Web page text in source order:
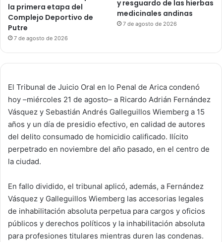
El Tribunal de Juicio Oral en lo Penal de Arica condenó
hoy –miércoles 21 de agosto– a Ricardo Adrián Fernández
Vásquez y Sebastián Andrés Galleguillos Wiemberg a 15
años y un día de presidio efectivo, en calidad de autores
del delito consumado de homicidio calificado. Ilícito
perpetrado en noviembre del año pasado, en el centro de
la ciudad.
En fallo dividido, el tribunal aplicó, además, a Fernández
Vásquez y Galleguillos Wiemberg las accesorias legales
de inhabilitación absoluta perpetua para cargos y oficios
públicos y derechos políticos y la inhabilitación absoluta
para profesiones titulares mientras duren las condenas.
la primera etapa del
Complejo Deportivo de
Putre
7 de agosto de 2026
y resguardo de las hierbas
medicinales andinas
7 de agosto de 2026